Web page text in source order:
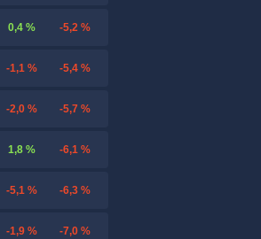
0,4 % -5,2 %
-1,1 % -5,4 %
-2,0 % -5,7 %
1,8 % -6,1 %
-5,1 % -6,3 %
-1,9 % -7,0 %